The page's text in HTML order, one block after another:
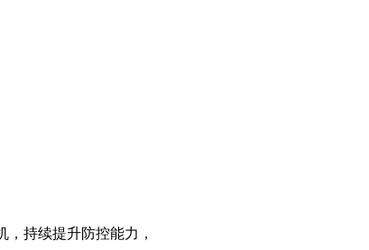
持续提升防控能力，